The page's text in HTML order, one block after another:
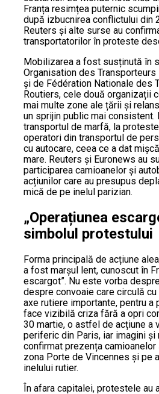
Franța resimțea puternic
după izbucnirea conflictului din
Reuters și alte surse au
transportatorilor în proteste
Mobilizarea a fost susținută în
Organisation des
și de Fédération Nationale des
Routiers, cele două organizații
mai multe zone ale țării și
un sprijin public mai consistent.
transportul de marfă, la
operatori din transportul de
cu autocare, ceea ce a dat
mare. Reuters și Euronews au
participarea camioanelor și
acțiunilor care au presupus
mică de pe inelul parizian.
„Operațiunea
simbolul protestului
Forma principală de acțiune
a fost marșul lent, cunoscut în
escargot”. Nu este vorba
despre convoaie care circulă
axe rutiere importante, pentru a
face vizibilă criza fără a opri
30 martie, o astfel de acțiune a
periferic din Paris, iar imagini și
confirmat prezența
zona Porte de Vincennes și pe
inelului rutier.
În afara capitalei, protestele au